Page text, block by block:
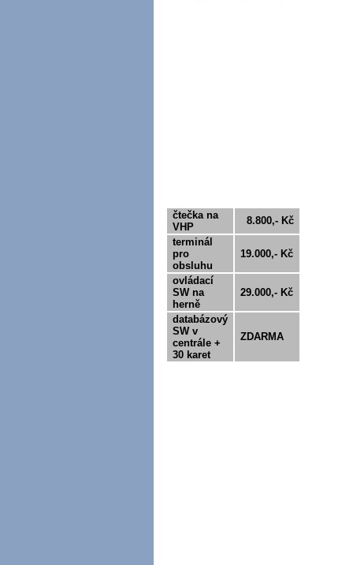
čtečka na
VHP
8.800,- Kč
terminál
pro
obsluhu
19.000,- Kč
ovládací
SW na
herně
29.000,- Kč
databázový
SW v
centrále +
30 karet
ZDARMA